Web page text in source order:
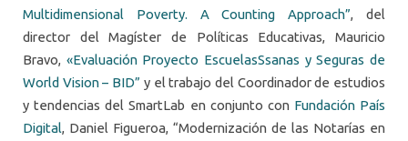
Multidimensional Poverty. A Counting Approach”, del
director del Magíster de Políticas Educativas, Mauricio
Bravo, «Evaluación Proyecto EscuelasSsanas y Seguras de
World Vision – BID” y el trabajo del Coordinador de estudios
y tendencias del SmartLab en conjunto con Fundación País
Digital, Daniel Figueroa, “Modernización de las Notarías en